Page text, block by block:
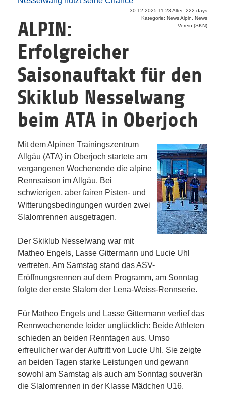
30.12.2025 11:23 Alter: 222 days
Kategorie: News Alpin, News
Verein (SKN)
ALPIN:
Erfolgreicher
Saisonauftakt für den
Skiklub Nesselwang
beim ATA in Oberjoch
Mit dem Alpinen Trainingszentrum
Allgäu (ATA) in Oberjoch startete am
vergangenen Wochenende die alpine
Rennsaison im Allgäu. Bei
schwierigen, aber fairen Pisten- und
Witterungsbedingungen wurden zwei
Slalomrennen ausgetragen.
Der Skiklub Nesselwang war mit
Matheo Engels, Lasse Gittermann und Lucie Uhl
vertreten. Am Samstag stand das ASV-
Eröffnungsrennen auf dem Programm, am Sonntag
folgte der erste Slalom der Lena-Weiss-Rennserie.
Für Matheo Engels und Lasse Gittermann verlief das
Rennwochenende leider unglücklich: Beide Athleten
schieden an beiden Renntagen aus. Umso
erfreulicher war der Auftritt von Lucie Uhl. Sie zeigte
an beiden Tagen starke Leistungen und gewann
sowohl am Samstag als auch am Sonntag souverän
die Slalomrennen in der Klasse Mädchen U16.